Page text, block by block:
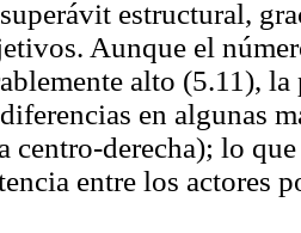
estructural,
Aunque el
alto (5.11),
en algunas
centro-derecha); lo
entre los actores